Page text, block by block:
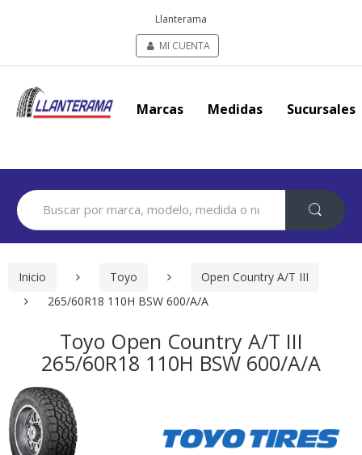
Llanterama
MI CUENTA
Marcas Medidas Sucursales
Search
for:
Inicio Toyo
Open Country A/T III
265/60R18 110H BSW 600/A/A
Toyo Open Country A/T III
265/60R18 110H BSW 600/A/A